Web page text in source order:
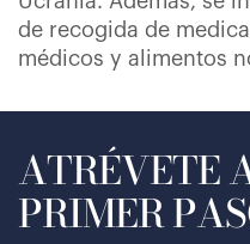
de recogida de
médicos y alimentos
ATRÉVETE
PRIMER